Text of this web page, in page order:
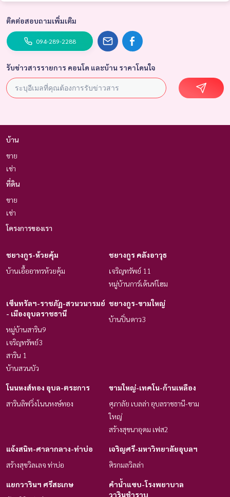
ติดต่อสอบถามเพิ่มเติม
094-289-2288
รับข่าวสารรายการ คอนโด และบ้าน ราคาโดนใจ
บ้าน
ขาย
เช่า
ที่ดิน
ขาย
เช่า
โครงการของเรา
ชยางกูร-ห้วยคุ้ม
บ้านเอื้ออาทรห้วยคุ้ม
ชยางกูร คลังอาวุธ
เจริญทรัพย์ 11
หมู่บ้านการ์เด้น​ท์โฮม
เซ็นทรัลฯ-ราชภัฏ-สวนวนารมย์
- เมืองอุบลราชธานี
หมู่บ้านสาริน9
เจริญทรัพย์3
สาริน 1
บ้านสวนบัว
ชยางกูร-ขามใหญ่
บ้านปิ่นดาว3
โนนหงส์ทอง อุบล-ตระการ
สารินลิฟวิ่งโนนหงษ์ทอง
ขามใหญ่-เทคโน-ก้านเหลือง
ศุภาลัย เบลล่า อุบลราชธานี-ขาม
ใหญ่
สร้างสุขนาอุดม เฟส2
แจ้งสนิท-ศาลากลาง-ท่าบ่อ
สร้างสุขวิลเลจ ท่าบ่อ
เจริญศรี-มหาวิทยาลัยอุบลฯ
ศิรกมลวิลล่า
แยกวารินฯ ศรีสะเกษ
คำน้ำแซบ-โรงพยาบาล
วารินชำราบ